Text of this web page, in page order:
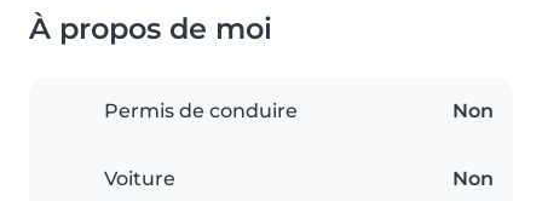
À propos de moi
Permis de conduire Non
Voiture Non